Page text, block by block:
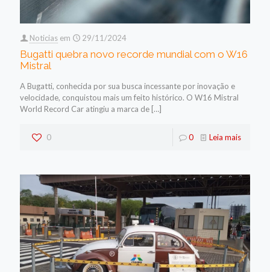
Noticias em 29/11/2024
Bugatti quebra novo recorde mundial com o W16
Mistral
A Bugatti, conhecida por sua busca incessante por inovação e
velocidade, conquistou mais um feito histórico. O W16 Mistral
World Record Car atingiu a marca de […]
0 0 Leia mais